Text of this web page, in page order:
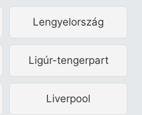
Lengyelország
Ligúr-tengerpart
Liverpool